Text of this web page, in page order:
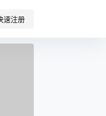
速注册